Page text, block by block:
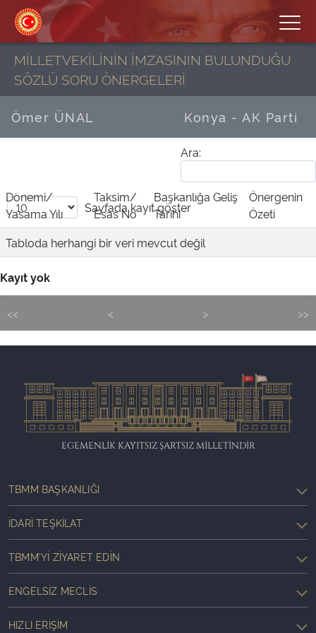
MİLLETVEKİLİNİN İMZASININ BULUNDUĞU
SÖZLÜ SORU ÖNERGELERİ
Ömer ÜNAL Konya - AK Parti
Ara:
Sayfadakayıt göster
Dönemi/
Yasama Yılı
Taksim/
Esas No
Başkanlığa Geliş
Tarihi
Önergenin
Özeti
Tabloda herhangi bir veri mevcut değil
Kayıt yok
<< < > >>
EGEMENLİK KAYITSIZ ŞARTSIZ MİLLETİNDİR
TBMM BAŞKANLIĞI
İDARI TEŞKILAT
TBMM'YI ZIYARET EDIN
ENGELSIZ MECLIS
HIZLI ERIŞIM